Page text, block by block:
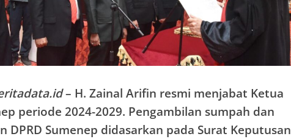
– H. Zainal Arifin resmi menjabat Ketua
periode 2024-2029. Pengambilan sumpah dan
DPRD Sumenep didasarkan pada Surat Keputusan